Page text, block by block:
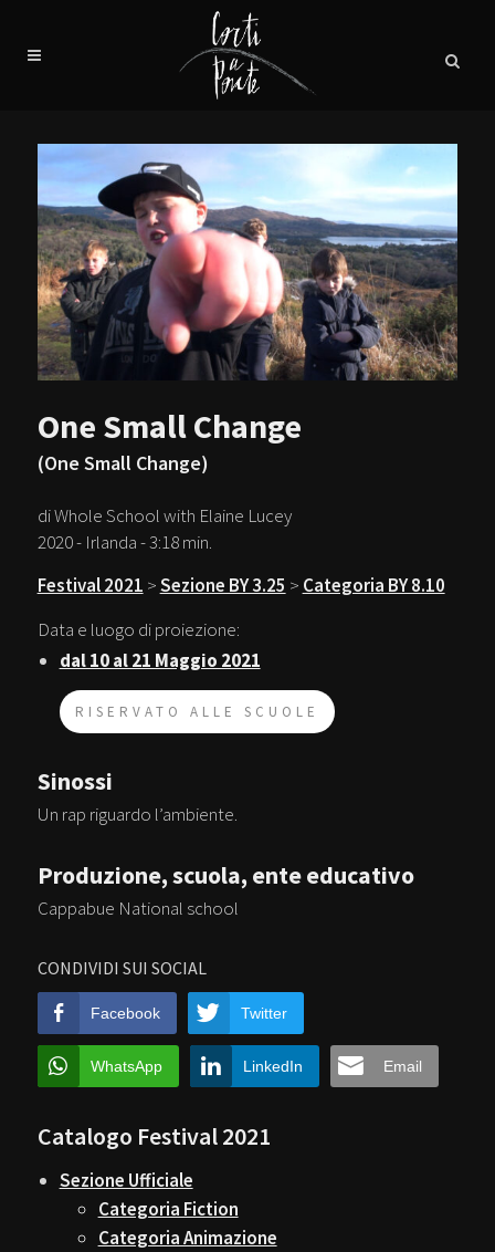
One Small Change
(One Small Change)
di Whole School with Elaine Lucey
2020 - Irlanda - 3:18 min.
Festival 2021 >Sezione BY 3.25 > Categoria BY 8.10
Data e luogo di proiezione:
dal 10 al 21 Maggio 2021
RISERVATO ALLE SCUOLE
Sinossi
Un rap riguardo l’ambiente.
CONDIVIDI SUI SOCIAL
Facebook Twitter
WhatsApp LinkedIn Email
Produzione, scuola, ente educativo
Cappabue National school
Catalogo Festival 2021
Sezione Ufficiale
Categoria Fiction
Categoria Animazione